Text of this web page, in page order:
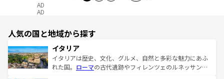
AD
AD
人気の国と地域から探す
イタリア
イタリアは歴史、文化、グルメ、自然と多彩な魅力にあふ
れた国。 ローマの古代遺跡やフィレンツェのルネッサンス